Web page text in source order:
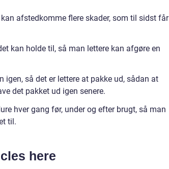
afstedkomme flere skader, som til sidst får
kan holde til, så man lettere kan afgøre en
så det er lettere at pakke ud, sådan at
det pakket ud igen senere.
hver gang før, under og efter brugt, så man
til.
here